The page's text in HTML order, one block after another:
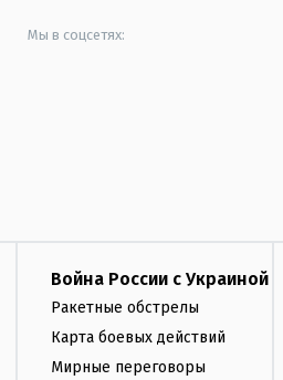
Мы в соцсетях:
Война России с Украиной
Ракетные обстрелы
Карта боевых действий
Мирные переговоры